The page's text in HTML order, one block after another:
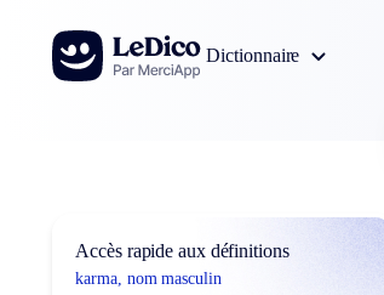
Aller au contenu
Dictionnaire
Accès rapide aux définitions
karma, nom masculin